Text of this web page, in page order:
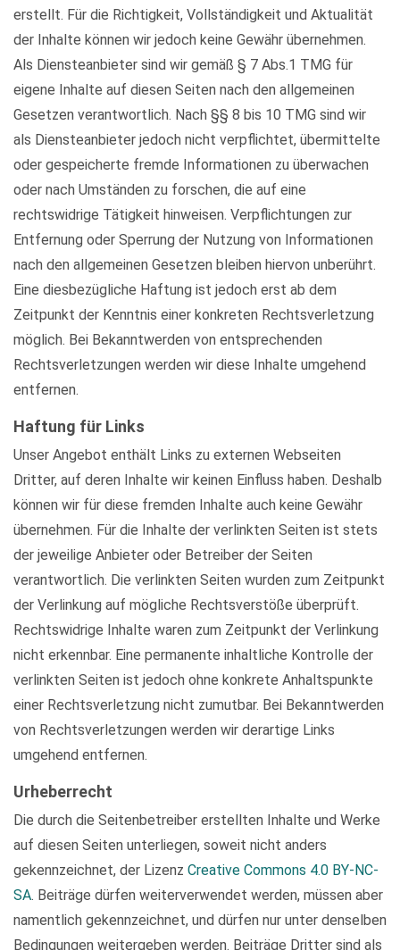
erstellt. Für die Richtigkeit, Vollständigkeit und Aktualität
der Inhalte können wir jedoch keine Gewähr übernehmen.
Als Diensteanbieter sind wir gemäß § 7 Abs.1 TMG für
eigene Inhalte auf diesen Seiten nach den allgemeinen
Gesetzen verantwortlich. Nach §§ 8 bis 10 TMG sind wir
als Diensteanbieter jedoch nicht verpflichtet, übermittelte
oder gespeicherte fremde Informationen zu überwachen
oder nach Umständen zu forschen, die auf eine
rechtswidrige Tätigkeit hinweisen. Verpflichtungen zur
Entfernung oder Sperrung der Nutzung von Informationen
nach den allgemeinen Gesetzen bleiben hiervon unberührt.
Eine diesbezügliche Haftung ist jedoch erst ab dem
Zeitpunkt der Kenntnis einer konkreten Rechtsverletzung
möglich. Bei Bekanntwerden von entsprechenden
Rechtsverletzungen werden wir diese Inhalte umgehend
entfernen.
Haftung für Links
Unser Angebot enthält Links zu externen Webseiten
Dritter, auf deren Inhalte wir keinen Einfluss haben. Deshalb
können wir für diese fremden Inhalte auch keine Gewähr
übernehmen. Für die Inhalte der verlinkten Seiten ist stets
der jeweilige Anbieter oder Betreiber der Seiten
verantwortlich. Die verlinkten Seiten wurden zum Zeitpunkt
der Verlinkung auf mögliche Rechtsverstöße überprüft.
Rechtswidrige Inhalte waren zum Zeitpunkt der Verlinkung
nicht erkennbar. Eine permanente inhaltliche Kontrolle der
verlinkten Seiten ist jedoch ohne konkrete Anhaltspunkte
einer Rechtsverletzung nicht zumutbar. Bei Bekanntwerden
von Rechtsverletzungen werden wir derartige Links
umgehend entfernen.
Urheberrecht
Die durch die Seitenbetreiber erstellten Inhalte und Werke
auf diesen Seiten unterliegen, soweit nicht anders
gekennzeichnet, der Lizenz Creative Commons 4.0 BY-NC-
SA. Beiträge dürfen weiterverwendet werden, müssen aber
namentlich gekennzeichnet, und dürfen nur unter denselben
Bedingungen weitergeben werden. Beiträge Dritter sind als